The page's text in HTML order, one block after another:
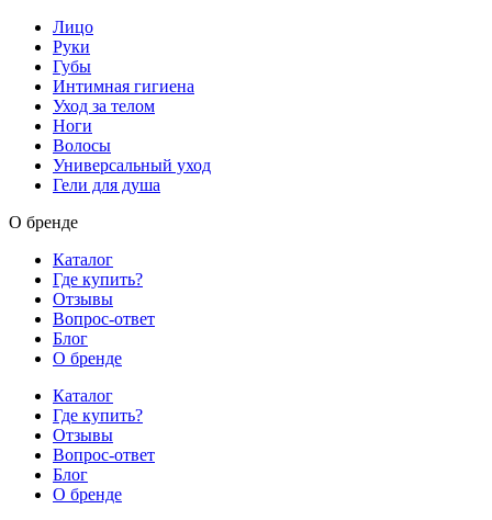
Лицо
Руки
Губы
Интимная гигиена
Уход за телом
Ноги
Волосы
Универсальный уход
Гели для душа
О бренде
Каталог
Где купить?
Отзывы
Вопрос-ответ
Блог
О бренде
Каталог
Где купить?
Отзывы
Вопрос-ответ
Блог
О бренде